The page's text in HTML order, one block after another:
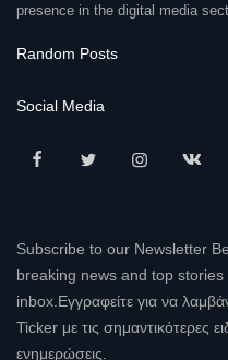
presence in the digital media
Random Posts
Social Media
Subscribe to our Newsletter
breaking news and top
inbox.Εγγραφείτε για να
Ticker με τις σημαντικότερες
ενημερώσεις.